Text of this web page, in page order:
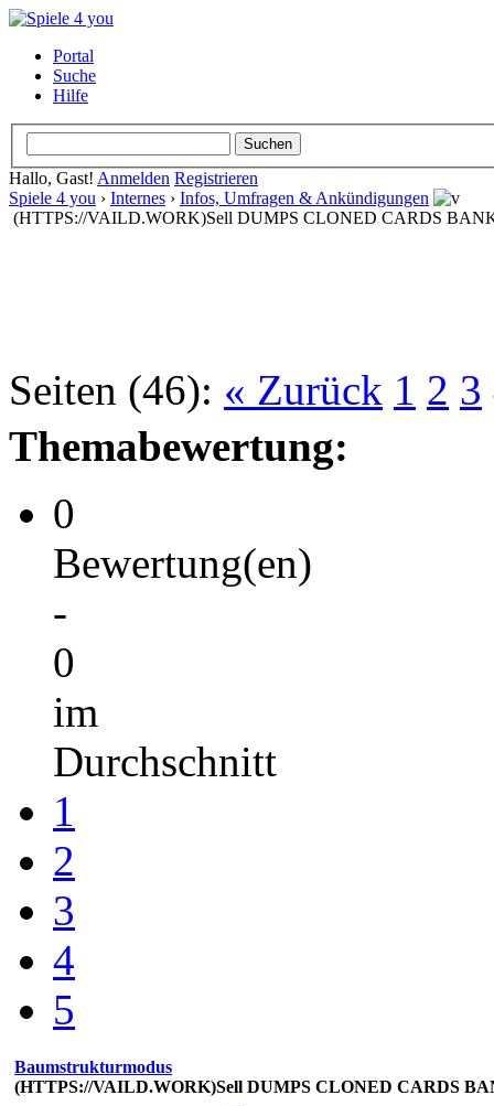
Portal
Suche
Hilfe
Hallo, Gast! Anmelden Registrieren
Spiele 4 you › Internes › Infos, Umfragen & Ankündigungen
(HTTPS://VAILD.WORK)Sell DUMPS CLONED CARDS
Seiten (46): « Zurück 1 2 3
Themabewertung:
0
Bewertung(en)
-
0
im
Durchschnitt
1
2
3
4
5
Baumstrukturmodus
(HTTPS://VAILD.WORK)Sell DUMPS CLONED CARDS